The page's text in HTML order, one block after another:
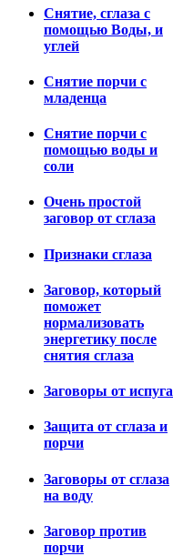
Снятие, сглаза с
помощью Воды, и
углей
Снятие порчи с
младенца
Снятие порчи с
помощью воды и
соли
Очень простой
заговор от сглаза
Признаки сглаза
Заговор, который
поможет
нормализовать
энергетику после
снятия сглаза
Заговоры от испуга
Защита от сглаза и
порчи
Заговоры от сглаза
на воду
Заговор против
порчи